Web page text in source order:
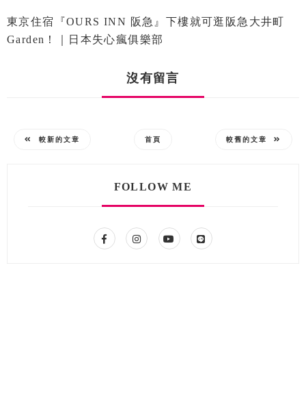
東京住宿『OURS INN 阪急』下樓就可逛阪急大井町
Garden！｜日本失心瘋俱樂部
沒有留言
較新的文章 首頁 較舊的文章
FOLLOW ME